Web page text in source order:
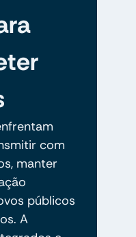
com
manter
públicos
A